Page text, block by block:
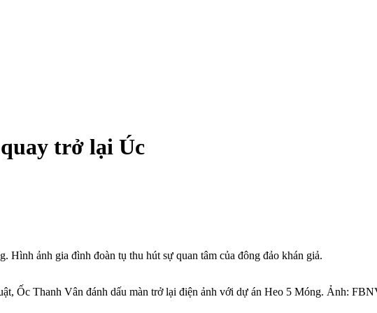
trở lại Úc
ảnh gia đình đoàn tụ thu hút sự quan tâm của đông đảo khán giả.
Ốc Thanh Vân đánh dấu màn trở lại điện ảnh với dự án Heo 5 Móng. Ảnh: